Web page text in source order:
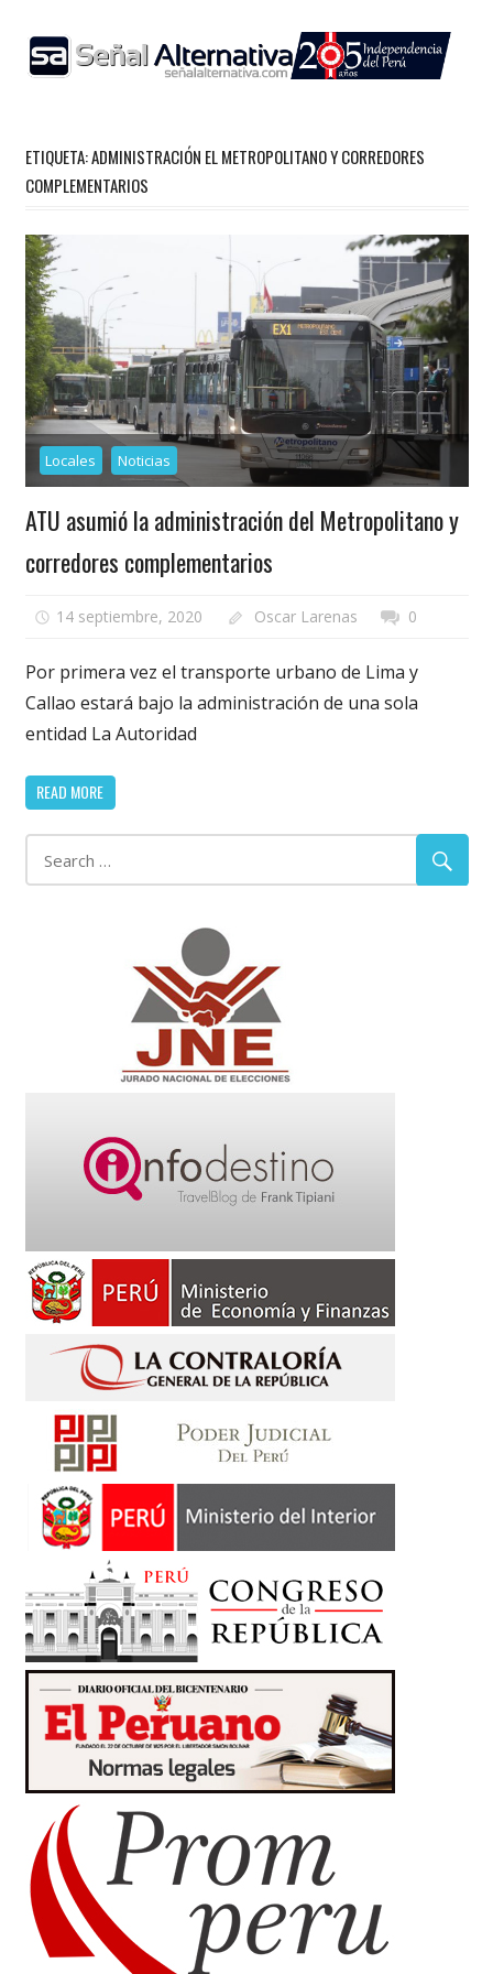
content
ETIQUETA:ADMINISTRACIÓN EL METROPOLITANO Y CORREDORES
COMPLEMENTARIOS
Locales Noticias
ATU asumió la administración del Metropolitano y
corredores complementarios
14 septiembre, 2020 Oscar Larenas 0
Por primera vez el transporte urbano de Lima y
Callao estará bajo la administración de una sola
entidad La Autoridad
READ MORE